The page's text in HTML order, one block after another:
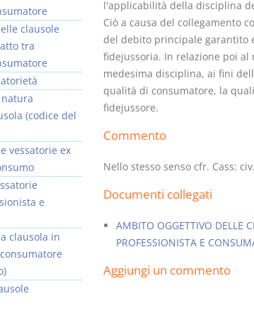
l'applicabilità della disciplina
Ciò a causa del collegamento
del debito principale garantito
fidejussoria. In relazione poi
medesima disciplina, ai fini
qualità di consumatore, la
fidejussore.
Commento
Nello stesso senso cfr. Cass:
Documenti collegati
AMBITO OGGETTIVO DELLE
PROFESSIONISTA E
Aggiungi un commento
clausole
tra
(codice del
vessatorie ex
e
clausola in
I Vincoli Preliminari
D. Minussi
Versione ebook
(iva incl.)